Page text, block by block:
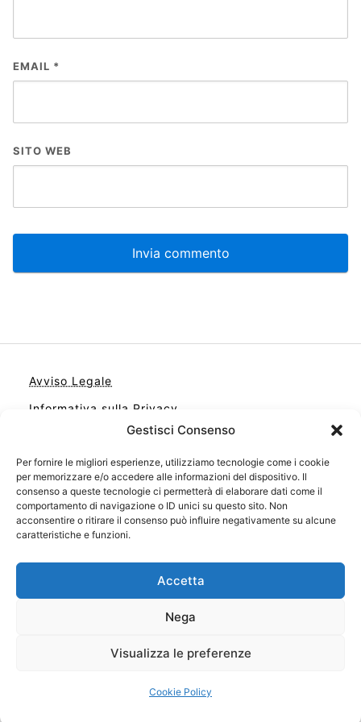
Gestisci Consenso
Per fornire le migliori esperienze, utilizziamo tecnologie come i cookie
per memorizzare e/o accedere alle informazioni del dispositivo. Il
consenso a queste tecnologie ci permetterà di elaborare dati come il
comportamento di navigazione o ID unici su questo sito. Non
acconsentire o ritirare il consenso può influire negativamente su alcune
caratteristiche e funzioni.
Accetta
Nega
Visualizza le preferenze
Cookie Policy
EMAIL *
SITO WEB
Avviso Legale
Informativa sulla Privacy
Contatto
Cookie Policy (UE)